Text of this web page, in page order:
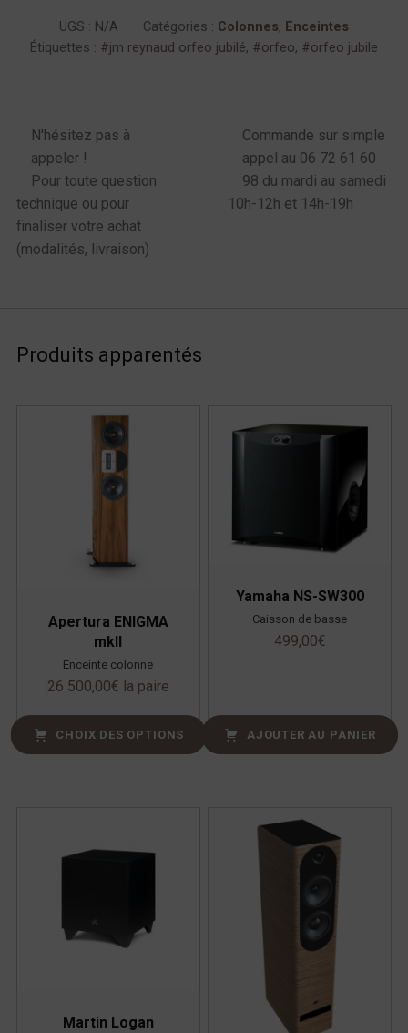
UGS : N/A Catégories : Colonnes, Enceintes
Étiquettes :
jm reynaud orfeo jubilé, orfeo, orfeo jubile
N'hésitez pas à
appeler !
Pour toute question
technique ou pour
finaliser votre achat
(modalités, livraison)
Commande sur simple
appel au 06 72 61 60
98 du mardi au samedi
10h-12h et 14h-19h
Produits apparentés
Apertura ENIGMA
mkII
Enceinte colonne
26 500,00€ la paire
CHOIX DES OPTIONS
Yamaha NS-SW300
Caisson de basse
499,00€
AJOUTER AU PANIER
Martin Logan